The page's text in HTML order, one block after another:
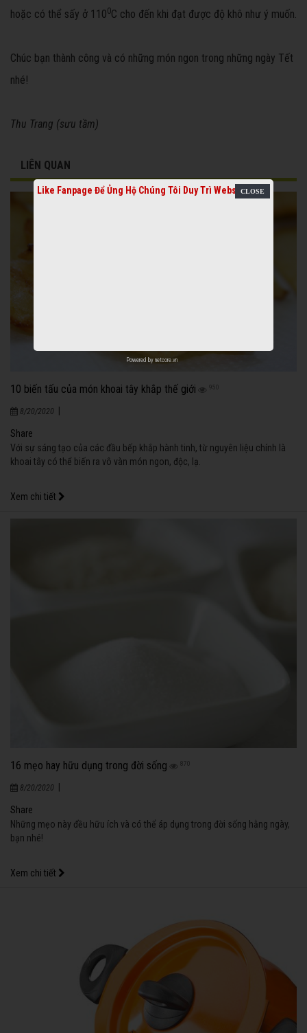
hoặc có thể sấy ở 1100C cho đến khi đạt được độ khô như ý muốn.
Chúc bạn thành công và có những món ngon trong những ngày Tết
nhé!
Thu Trang (sưu tầm)
LIÊN QUAN
10 biến tấu của món khoai tây khắp thế giới 950
8/20/2020
Share
Với sự sáng tạo của các đầu bếp khắp hành tinh, từ nguyên liệu chính là
khoai tây có thể biến ra vô vàn món ngon, độc, lạ.
Xem chi tiết
16 mẹo hay hữu dụng trong đời sống 870
8/20/2020
Share
Những mẹo này đều hữu ích và có thể áp dụng trong đời sống hằng ngày,
bạn nhé!
Xem chi tiết
Like Fanpage Để Ủng Hộ Chúng Tôi Duy Trì Website
Powered by netcore.vn